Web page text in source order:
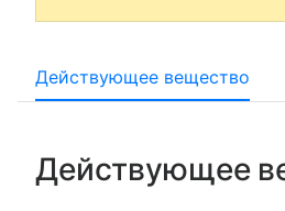
Действующее вещество
Действующее